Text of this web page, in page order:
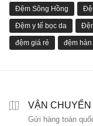
Đệm Sông Hồng
Đệm y tế bọc da
đệm giá rẻ đệm
VẬN CHUYỂN
Gửi hàng toàn